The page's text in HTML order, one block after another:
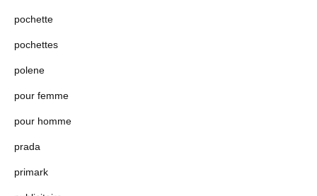
pochette
pochettes
polene
pour femme
pour homme
prada
primark